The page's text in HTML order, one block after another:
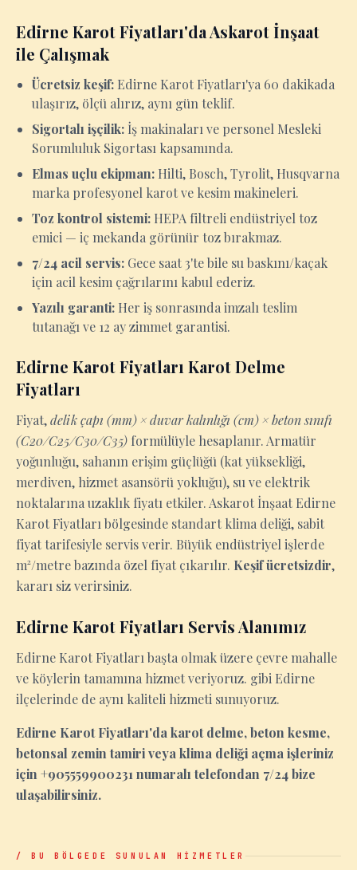
Edirne Karot Fiyatları'da Askarot İnşaat
ile Çalışmak
Ücretsiz keşif: Edirne Karot Fiyatları'ya 60 dakikada
ulaşırız, ölçü alırız, aynı gün teklif.
Sigortalı işçilik: İş makinaları ve personel Mesleki
Sorumluluk Sigortası kapsamında.
Elmas uçlu ekipman: Hilti, Bosch, Tyrolit, Husqvarna
marka profesyonel karot ve kesim makineleri.
Toz kontrol sistemi: HEPA filtreli endüstriyel toz
emici — iç mekanda görünür toz bırakmaz.
7/24 acil servis: Gece saat 3'te bile su baskını/kaçak
için acil kesim çağrılarını kabul ederiz.
Yazılı garanti: Her iş sonrasında imzalı teslim
tutanağı ve 12 ay zimmet garantisi.
Edirne Karot Fiyatları Karot Delme
Fiyatları
Fiyat,delik çapı (mm) × duvar kalınlığı (cm) × beton sınıfı
(C20/C25/C30/C35) formülüyle hesaplanır. Armatür
yoğunluğu, sahanın erişim güçlüğü (kat yüksekliği,
merdiven, hizmet asansörü yokluğu), su ve elektrik
noktalarına uzaklık fiyatı etkiler. Askarot İnşaat Edirne
Karot Fiyatları bölgesinde standart klima deliği, sabit
fiyat tarifesiyle servis verir. Büyük endüstriyel işlerde
m²/metre bazında özel fiyat çıkarılır. Keşif ücretsizdir,
kararı siz verirsiniz.
Edirne Karot Fiyatları Servis Alanımız
Edirne Karot Fiyatları başta olmak üzere çevre mahalle
ve köylerin tamamına hizmet veriyoruz. gibi Edirne
ilçelerinde de aynı kaliteli hizmeti sunuyoruz.
Edirne Karot Fiyatları'da karot delme, beton kesme,
betonsal zemin tamiri veya klima deliği açma işleriniz
için +905559900231 numaralı telefondan 7/24 bize
ulaşabilirsiniz.
/ BU BÖLGEDE SUNULAN HİZMETLER